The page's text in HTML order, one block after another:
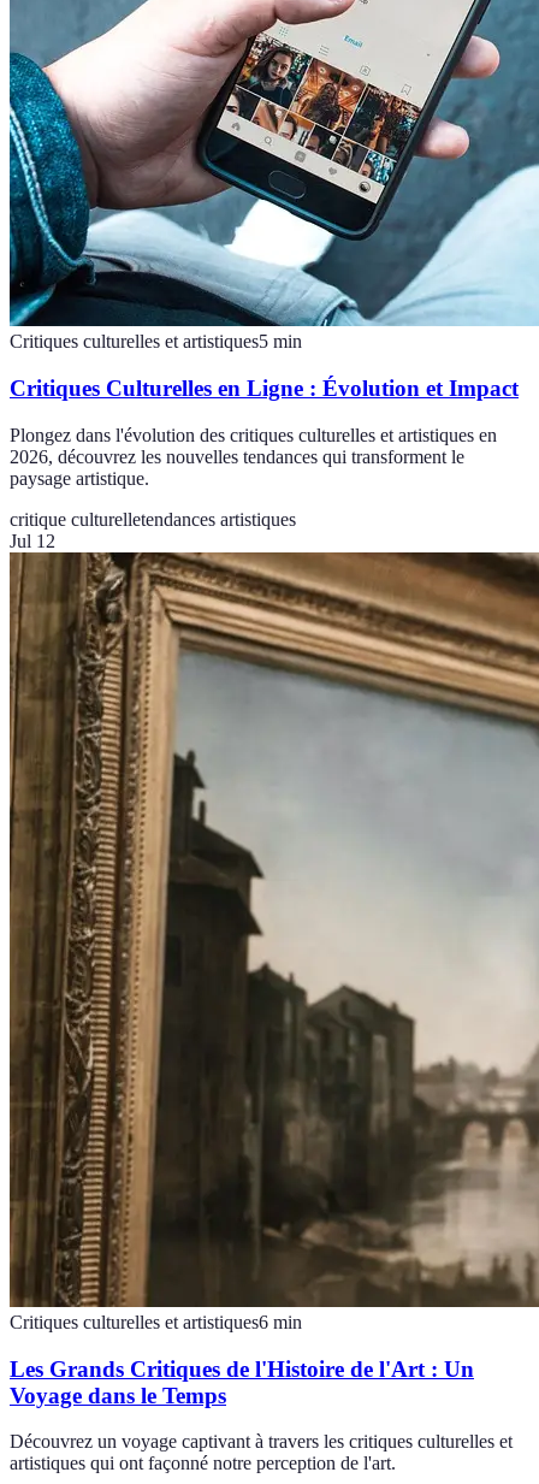
Critiques culturelles et artistiques5 min
Critiques Culturelles en Ligne : Évolution et Impact
Plongez dans l'évolution des critiques culturelles et artistiques en
2026, découvrez les nouvelles tendances qui transforment le
paysage artistique.
critique culturelletendances artistiques
Jul 12
Critiques culturelles et artistiques6 min
Les Grands Critiques de l'Histoire de l'Art : Un
Voyage dans le Temps
Découvrez un voyage captivant à travers les critiques culturelles et
artistiques qui ont façonné notre perception de l'art.